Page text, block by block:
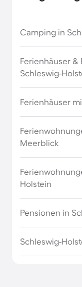
Sizilien
Strandurlaub
Südfrankreich
Toskana
Urlaub am
Camping in
Ferienhäuser
Schleswig-
Ferienhäuser
Meerblick
Holstein
Pensionen in
Schleswig-